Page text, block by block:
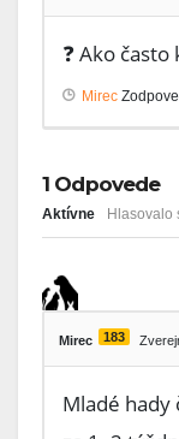
❓ Ako
Mirec
1 Odpovede
Aktívne Hlasovalo
Mirec 183
Mladé hady